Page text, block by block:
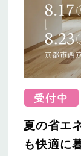
夏の省エ
も快適に